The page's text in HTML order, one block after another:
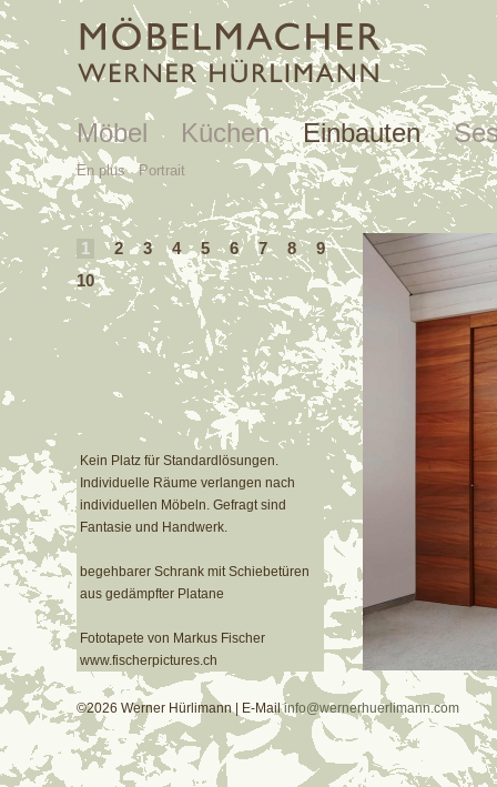
Möbel Küchen Einbauten
En plus Portrait
1 2 3 4 5 6 7 8
9
10
Kein Platz für Standardlösungen.
Individuelle Räume verlangen nach
individuellen Möbeln. Gefragt sind
Fantasie und Handwerk.
begehbarer Schrank mit Schiebetüren
aus gedämpfter Platane
Fototapete von Markus Fischer
www.fischerpictures.ch
©2026 Werner Hürlimann | E-Mailinfo@wernerhuerlimann.com